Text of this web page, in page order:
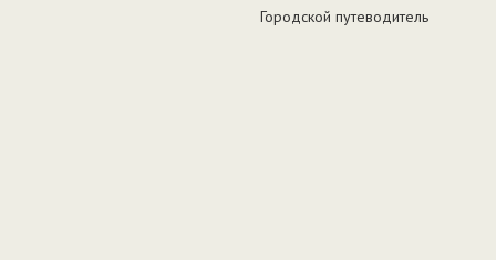
Городской путеводитель